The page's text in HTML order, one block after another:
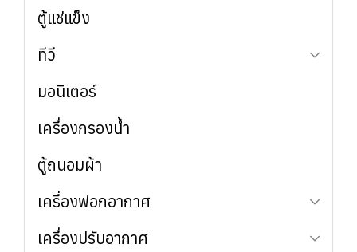
เครื่องซักผ้าอบผ้าคู่ (WashTower)
รุ่น 2 ประตู (ซ้าย-ขวา)
รุ่น 2 ประตู (บน-ล่าง)
ตู้แช่แข็ง
ทีวี
OLED
QNED
มอนิเตอร์
เครื่องกรองน้ำ
ตู้ถนอมผ้า
เครื่องฟอกอากาศ
ใช้งานทั่วไป
เครื่องปรับอากาศ